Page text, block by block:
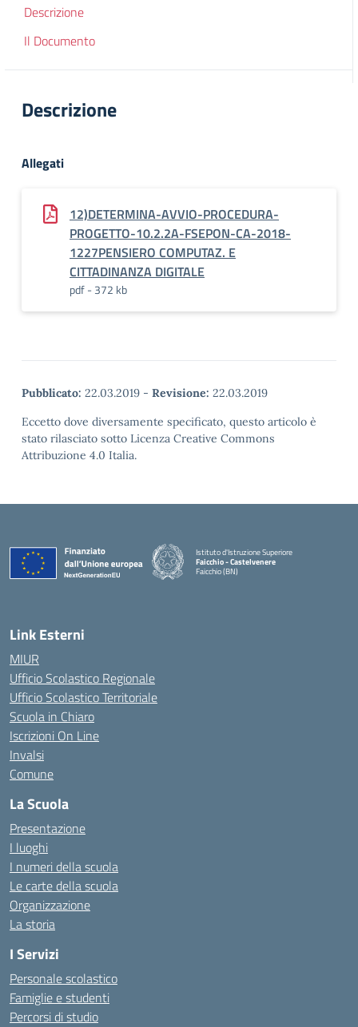
Descrizione
Il Documento
Descrizione
Allegati
12)DETERMINA-AVVIO-PROCEDURA-
PROGETTO-10.2.2A-FSEPON-CA-2018-
1227PENSIERO COMPUTAZ. E
CITTADINANZA DIGITALE
pdf - 372 kb
Pubblicato: 22.03.2019 - Revisione: 22.03.2019
Eccetto dove diversamente specificato, questo articolo è
stato rilasciato sotto Licenza Creative Commons
Attribuzione 4.0 Italia.
Istituto d'Istruzione Superiore
Faicchio - Castelvenere
Faicchio (BN)
Link Esterni
MIUR
Ufficio Scolastico Regionale
Ufficio Scolastico Territoriale
Scuola in Chiaro
Iscrizioni On Line
Invalsi
Comune
La Scuola
Presentazione
I luoghi
I numeri della scuola
Le carte della scuola
Organizzazione
La storia
I Servizi
Personale scolastico
Famiglie e studenti
Percorsi di studio